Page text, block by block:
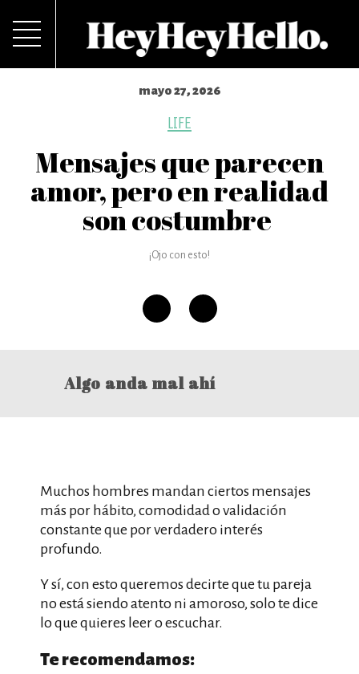
mayo 27, 2026
LIFE
Mensajes que parecen
amor, pero en realidad
son costumbre
¡Ojo con esto!
Algo anda mal ahí
Muchos hombres mandan ciertos mensajes
más por hábito, comodidad o validación
constante que por verdadero interés
profundo.
Y sí, con esto queremos decirte que tu pareja
no está siendo atento ni amoroso, solo te dice
lo que quieres leer o escuchar.
Te recomendamos: